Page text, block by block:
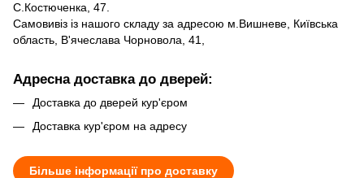
С.Костюченка, 47.
Самовивіз із нашого складу за адресою м.Вишневе, Київська
область, В'ячеслава Чорновола, 41,
Адресна доставка до дверей:
Доставка до дверей кур'єром
Доставка кур'єром на адресу
Більше інформації про доставку